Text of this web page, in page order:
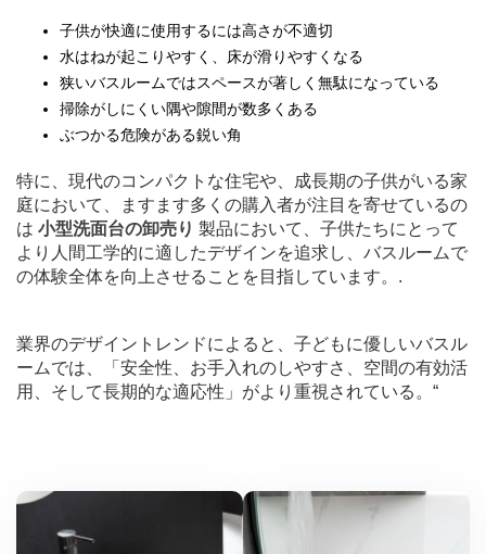
子供が快適に使用するには高さが不適切
水はねが起こりやすく、床が滑りやすくなる
狭いバスルームではスペースが著しく無駄になっている
掃除がしにくい隅や隙間が数多くある
ぶつかる危険がある鋭い角
特に、現代のコンパクトな住宅や、成長期の子供がいる家
庭において、ますます多くの購入者が注目を寄せているの
は 小型洗面台の卸売り 製品において、子供たちにとって
より人間工学的に適したデザインを追求し、バスルームで
の体験全体を向上させることを目指しています。.
業界のデザイントレンドによると、子どもに優しいバスル
ームでは、「安全性、お手入れのしやすさ、空間の有効活
用、そして長期的な適応性」がより重視されている。“